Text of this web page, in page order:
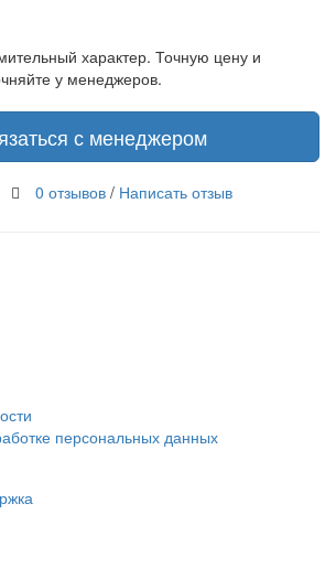
характер. Точную цену и
у менеджеров.
с менеджером
0 отзывов / Написать отзыв
персональных данных